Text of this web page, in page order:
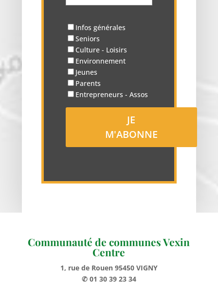
Infos générales
Seniors
Culture - Loisirs
Environnement
Jeunes
Parents
Entrepreneurs - Assos
Communauté de communes Vexin
Centre
1, rue de Rouen 95450 VIGNY
✆ 01 30 39 23 34